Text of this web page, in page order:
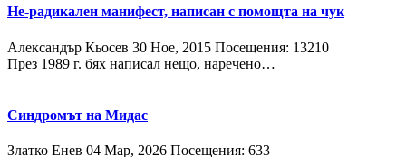
Не-радикален манифест, написан с помощта на чук
Александър Кьосев 30 Ное, 2015 Посещения: 13210
През 1989 г. бях написал нещо, наречено…
Синдромът на Мидас
Златко Енев 04 Мар, 2026 Посещения: 633